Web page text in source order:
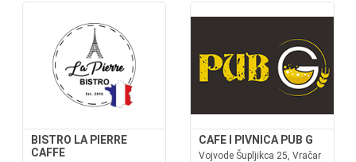
BISTRO LA PIERRE
CAFFE
CAFE I PIVNICA PUB G
Vojvode Šupljikca 25, Vračar